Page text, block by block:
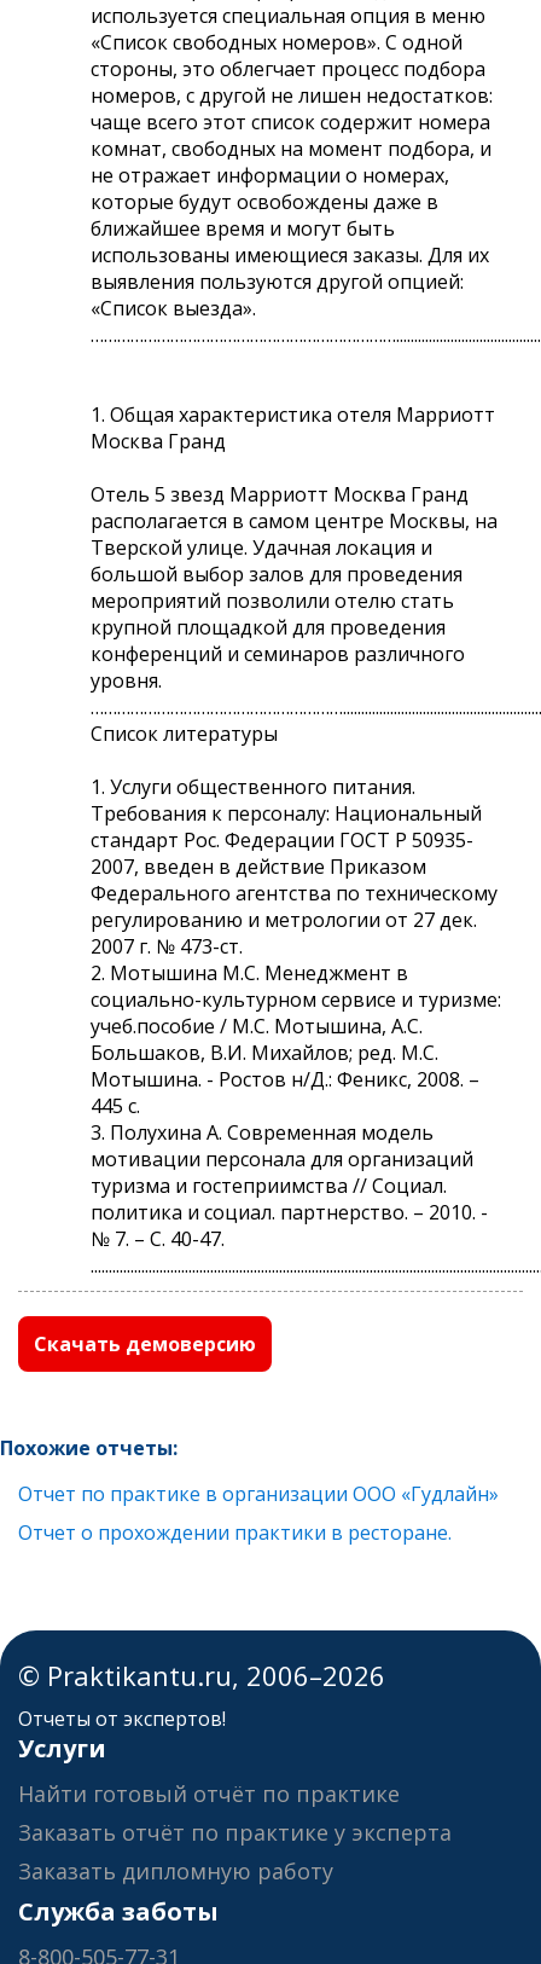
используется специальная опция в меню
«Список свободных номеров». С одной
стороны, это облегчает процесс подбора
номеров, с другой не лишен недостатков:
чаще всего этот список содержит номера
комнат, свободных на момент подбора, и
не отражает информации о номерах,
которые будут освобождены даже в
ближайшее время и могут быть
использованы имеющиеся заказы. Для их
выявления пользуются другой опцией:
«Список выезда».
1. Общая характеристика отеля Марриотт
Москва Гранд
Отель 5 звезд Марриотт Москва Гранд
располагается в самом центре Москвы, на
Тверской улице. Удачная локация и
большой выбор залов для проведения
мероприятий позволили отелю стать
крупной площадкой для проведения
конференций и семинаров различного
уровня.
Список литературы
1. Услуги общественного питания.
Требования к персоналу: Национальный
стандарт Рос. Федерации ГОСТ Р 50935-
2007, введен в действие Приказом
Федерального агентства по техническому
регулированию и метрологии от 27 дек.
2007 г. № 473-ст.
2. Мотышина М.С. Менеджмент в
социально-культурном сервисе и туризме:
учеб.пособие / М.С. Мотышина, А.С.
Большаков, В.И. Михайлов; ред. М.С.
Мотышина. - Ростов н/Д.: Феникс, 2008. –
445 с.
3. Полухина А. Современная модель
мотивации персонала для организаций
туризма и гостеприимства // Социал.
политика и социал. партнерство. – 2010. -
№ 7. – С. 40-47.
Скачать демоверсию
Похожие отчеты:
Отчет по практике в организации ООО «Гудлайн»
Отчет о прохождении практики в ресторане.
© Praktikantu.ru, 2006–2026
Отчеты от экспертов!
Услуги
Найти готовый отчёт по практике
Заказать отчёт по практике у эксперта
Заказать дипломную работу
Служба заботы
8-800-505-77-31